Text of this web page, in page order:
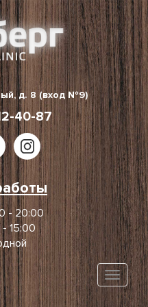
д. 8 (вход №9)
40-87
- 20:00
15:00
Toggle